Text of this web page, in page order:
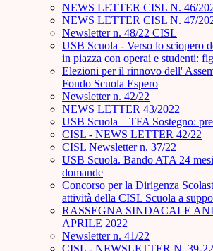
NEWS LETTER CISL N. 46/
NEWS LETTER CISL N. 47/
Newsletter n. 48/22 CISL
USB Scuola - Verso lo sciopero
in piazza con operai e studenti:
Elezioni per il rinnovo dell'
Fondo Scuola Espero
Newsletter n. 42/22
NEWS LETTER 43/2022
USB Scuola – TFA Sostegno:
CISL - NEWS LETTER 42/22
CISL Newsletter n. 37/22
USB Scuola. Bando ATA 24
domande
Concorso per la Dirigenza
attività della CISL Scuola a
RASSEGNA SINDACALE
APRILE 2022
Newsletter n. 41/22